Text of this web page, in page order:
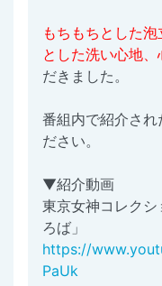
もちもちとした
とした洗い心地、
だきました。
番組内で紹介され
ださい。
▼紹介動画
東京女神コレク
ろば」
https://
PaUk